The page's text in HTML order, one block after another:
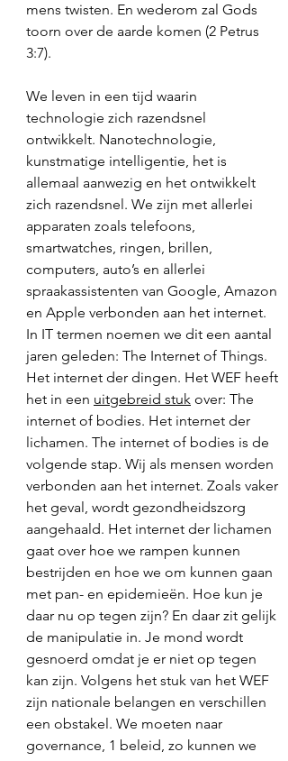
mens twisten. En wederom zal Gods
toorn over de aarde komen (2 Petrus
3:7).
We leven in een tijd waarin
technologie zich razendsnel
ontwikkelt. Nanotechnologie,
kunstmatige intelligentie, het is
allemaal aanwezig en het ontwikkelt
zich razendsnel. We zijn met allerlei
apparaten zoals telefoons,
smartwatches, ringen, brillen,
computers, auto’s en allerlei
spraakassistenten van Google, Amazon
en Apple verbonden aan het internet.
In IT termen noemen we dit een aantal
jaren geleden: The Internet of Things.
Het internet der dingen. Het WEF heeft
het in een uitgebreid stuk over: The
internet of bodies. Het internet der
lichamen. The internet of bodies is de
volgende stap. Wij als mensen worden
verbonden aan het internet. Zoals vaker
het geval, wordt gezondheidszorg
aangehaald. Het internet der lichamen
gaat over hoe we rampen kunnen
bestrijden en hoe we om kunnen gaan
met pan- en epidemieën. Hoe kun je
daar nu op tegen zijn? En daar zit gelijk
de manipulatie in. Je mond wordt
gesnoerd omdat je er niet op tegen
kan zijn. Volgens het stuk van het WEF
zijn nationale belangen en verschillen
een obstakel. We moeten naar
governance, 1 beleid, zo kunnen we